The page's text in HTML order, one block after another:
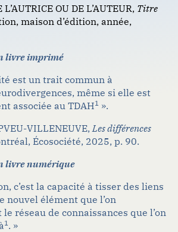
OU DE L’AUTEUR, Titre
maison d’édition, année,
livre imprimé
est un trait commun à
, même si elle est
associée au TDAH1 ».
VILLENEUVE, Les différences
Écosociété, 2025, p. 90.
livre numérique
c’est la capacité à tisser des liens
nouvel élément que l’on
le réseau de connaissances que l’on
1. »
ou
ou plus)
traducteur ou adaptateur
ou l’auteur est une directrice ou
d’une collection